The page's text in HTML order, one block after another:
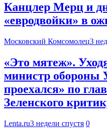
Канцлер Мерц и
«евродвойки» в
Московский Комсомолец3
«Это мятеж».
министр обороны
проехался» по
Зеленского
Lenta.ru3 недели спустя 0